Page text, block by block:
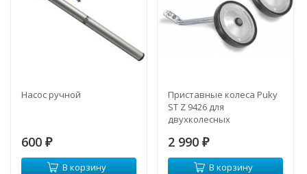
Насос ручной
600 ₽
В корзину
Приставные колеса Puky
ST Z 9426 для
двухколесных
2 990 ₽
В корзину